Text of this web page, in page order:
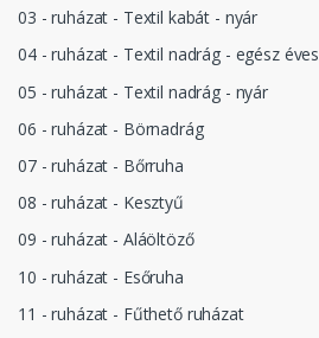
03 - ruházat - Textil kabát - nyár
04 - ruházat - Textil nadrág - egész éves
05 - ruházat - Textil nadrág - nyár
06 - ruházat - Börnadrág
07 - ruházat - Bőrruha
08 - ruházat - Kesztyű
09 - ruházat - Aláöltöző
10 - ruházat - Esőruha
11 - ruházat - Fűthető ruházat